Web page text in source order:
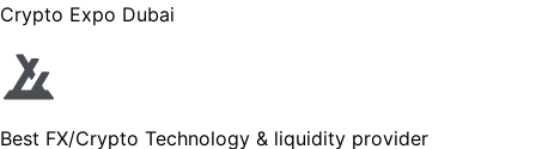
Crypto Expo Dubai
Best FX/Crypto Technology & liquidity provider